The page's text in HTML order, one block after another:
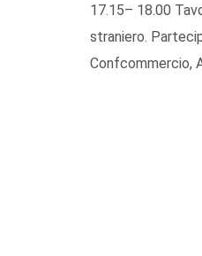
17.15– 18.00
straniero.
Confcommercio,